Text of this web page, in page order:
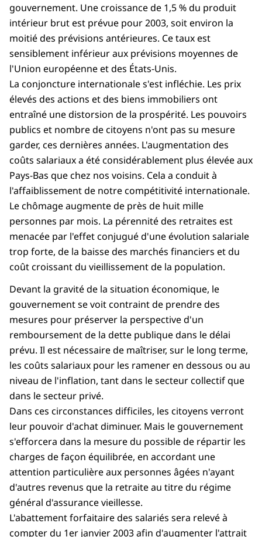
gouvernement. Une croissance de 1,5 % du produit
intérieur brut est prévue pour 2003, soit environ la
moitié des prévisions antérieures. Ce taux est
sensiblement inférieur aux prévisions moyennes de
l'Union européenne et des États-Unis.
La conjoncture internationale s'est infléchie. Les prix
élevés des actions et des biens immobiliers ont
entraîné une distorsion de la prospérité. Les pouvoirs
publics et nombre de citoyens n'ont pas su mesure
garder, ces dernières années. L'augmentation des
coûts salariaux a été considérablement plus élevée aux
Pays-Bas que chez nos voisins. Cela a conduit à
l'affaiblissement de notre compétitivité internationale.
Le chômage augmente de près de huit mille
personnes par mois. La pérennité des retraites est
menacée par l'effet conjugué d'une évolution salariale
trop forte, de la baisse des marchés financiers et du
coût croissant du vieillissement de la population.
Devant la gravité de la situation économique, le
gouvernement se voit contraint de prendre des
mesures pour préserver la perspective d'un
remboursement de la dette publique dans le délai
prévu. Il est nécessaire de maîtriser, sur le long terme,
les coûts salariaux pour les ramener en dessous ou au
niveau de l'inflation, tant dans le secteur collectif que
dans le secteur privé.
Dans ces circonstances difficiles, les citoyens verront
leur pouvoir d'achat diminuer. Mais le gouvernement
s'efforcera dans la mesure du possible de répartir les
charges de façon équilibrée, en accordant une
attention particulière aux personnes âgées n'ayant
d'autres revenus que la retraite au titre du régime
général d'assurance vieillesse.
L'abattement forfaitaire des salariés sera relevé à
compter du 1er janvier 2003 afin d'augmenter l'attrait